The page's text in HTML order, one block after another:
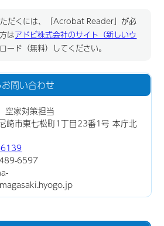
だくには、「Acrobat Reader」が必
はアドビ株式会社のサイト（新しいウ
ード（無料）してください。
お問い合わせ
家対策担当
崎市東七松町1丁目23番1号 本庁北
6597